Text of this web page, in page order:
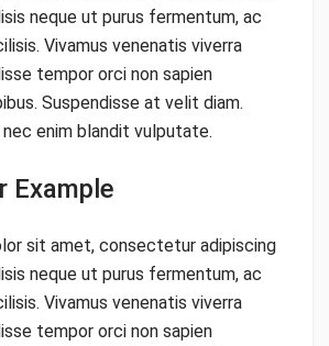
neque ut purus fermentum, ac
Vivamus venenatis viverra
tempor orci non sapien
Suspendisse at velit diam.
enim blandit vulputate.
Example
sit amet, consectetur adipiscing
neque ut purus fermentum, ac
Vivamus venenatis viverra
tempor orci non sapien